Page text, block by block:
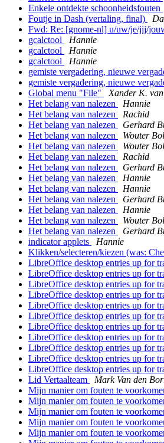
Enkele ontdekte schoonheidsfouten
Foutje in Dash (vertaling, final)
Fwd: Re: [gnome-nl] u/uw/je/jij/
gcalctool
Hannie
gcalctool
Hannie
gcalctool
Hannie
gemiste vergadering, nieuwe
gemiste vergadering, nieuwe
Global menu "File"
Xander K.
Het belang van nalezen
Hannie
Het belang van nalezen
Rachid
Het belang van nalezen
Gerhard
Het belang van nalezen
Wouter
Het belang van nalezen
Wouter
Het belang van nalezen
Rachid
Het belang van nalezen
Gerhard
Het belang van nalezen
Hannie
Het belang van nalezen
Hannie
Het belang van nalezen
Gerhard
Het belang van nalezen
Hannie
Het belang van nalezen
Wouter
Het belang van nalezen
Gerhard
indicator applets
Hannie
Klikken/selecteren/kiezen (was:
LibreOffice desktop entries up for
LibreOffice desktop entries up for
LibreOffice desktop entries up for
LibreOffice desktop entries up for
LibreOffice desktop entries up for
LibreOffice desktop entries up for
LibreOffice desktop entries up for
LibreOffice desktop entries up for
LibreOffice desktop entries up for
LibreOffice desktop entries up for
LibreOffice desktop entries up for
Lid Vertaalteam
Mark Van den
Mijn manier om fouten te
Mijn manier om fouten te
Mijn manier om fouten te
Mijn manier om fouten te
Mijn manier om fouten te